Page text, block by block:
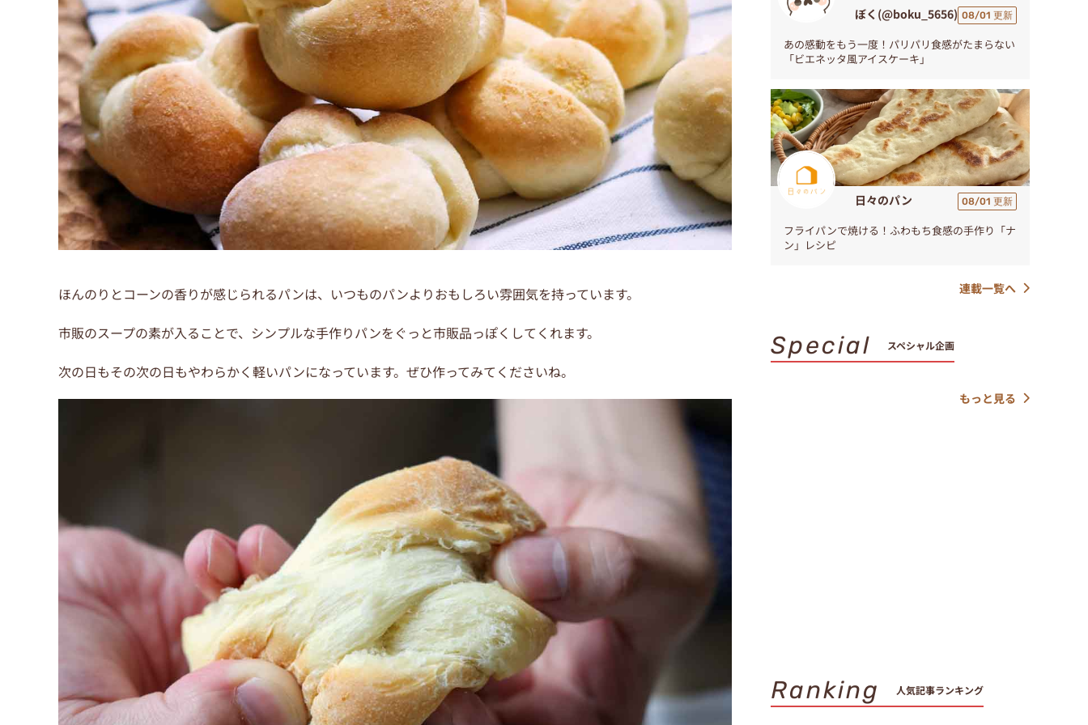
ほんのりとコーンの香りが感じられるパンは、いつものパンよりおもしろい雰囲気を持っています。
市販のスープの素が入ることで、シンプルな手作りパンをぐっと市販品っぽくしてくれます。
次の日もその次の日もやわらかく軽いパンになっています。ぜひ作ってみてくださいね。
ぼく(@boku_5656) 08/01 更新
あの感動をもう一度！パリパリ食感がたまらない
「ビエネッタ風アイスケーキ」
日々のパン 08/01 更新
フライパンで焼ける！ふわもち食感の手作り「ナ
ン」レシピ
連載一覧へ
Special スペシャル企画
もっと見る
Ranking 人気記事ランキング